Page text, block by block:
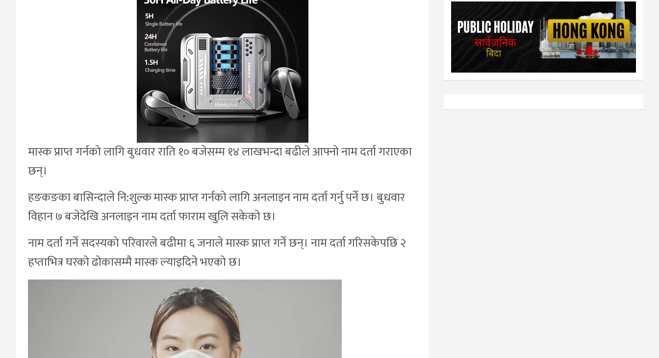
मास्क प्राप्त गर्नको लागि बुधवार राति १० बजेसम्म १४ लाखभन्दा बढीले आफ्नो नाम दर्ता गराएका
छन्।
हङकङका बासिन्दाले नि:शुल्क मास्क प्राप्त गर्नको लागि अनलाइन नाम दर्ता गर्नु पर्ने छ। बुधवार
विहान ७ बजेदेखि अनलाइन नाम दर्ता फाराम खुलि सकेको छ।
नाम दर्ता गर्ने सदस्यको परिवारले बढीमा ६ जनाले मास्क प्राप्त गर्ने छन्। नाम दर्ता गरिसकेपछि २
हप्ताभित्र घरको ढोकासम्मै मास्क ल्याइदिने भएको छ।